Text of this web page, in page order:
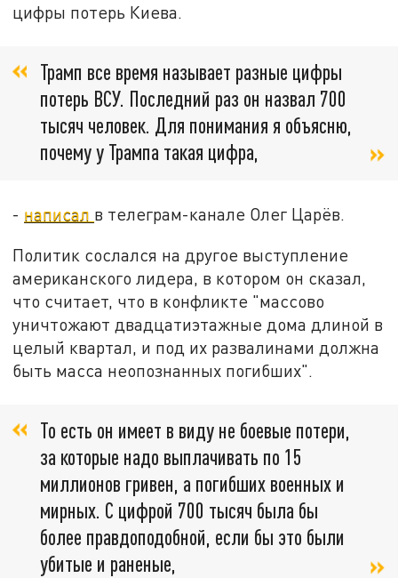
цифры потерь Киева.
Трамп все время называет разные цифры
потерь ВСУ. Последний раз он назвал 700
тысяч человек. Для понимания я объясню,
почему у Трампа такая цифра,
- написал в телеграм-канале Олег Царёв.
Политик сослался на другое выступление
американского лидера, в котором он сказал,
что считает, что в конфликте "массово
уничтожают двадцатиэтажные дома длиной в
целый квартал, и под их развалинами должна
быть масса неопознанных погибших".
То есть он имеет в виду не боевые потери,
за которые надо выплачивать по 15
миллионов гривен, а погибших военных и
мирных. С цифрой 700 тысяч была бы
более правдоподобной, если бы это были
убитые и раненые,